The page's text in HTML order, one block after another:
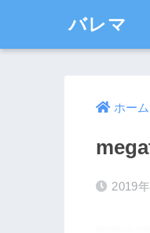
バレマ
ホーム
2019